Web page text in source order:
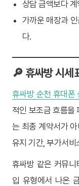
상담 금액보다
가까운 매장과
다.
🔎 휴싸방 시세
휴싸방 순천 휴대폰
적인 보조금 흐름을
는 최종 계약서가
유지 기간, 부가서
휴싸방 같은 커뮤
입 유형에서 나온